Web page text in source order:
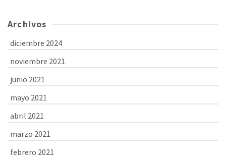
Archivos
diciembre 2024
noviembre 2021
junio 2021
mayo 2021
abril 2021
marzo 2021
febrero 2021